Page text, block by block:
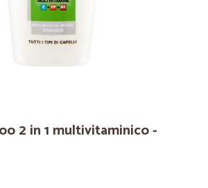
2 in 1 multivitaminico -